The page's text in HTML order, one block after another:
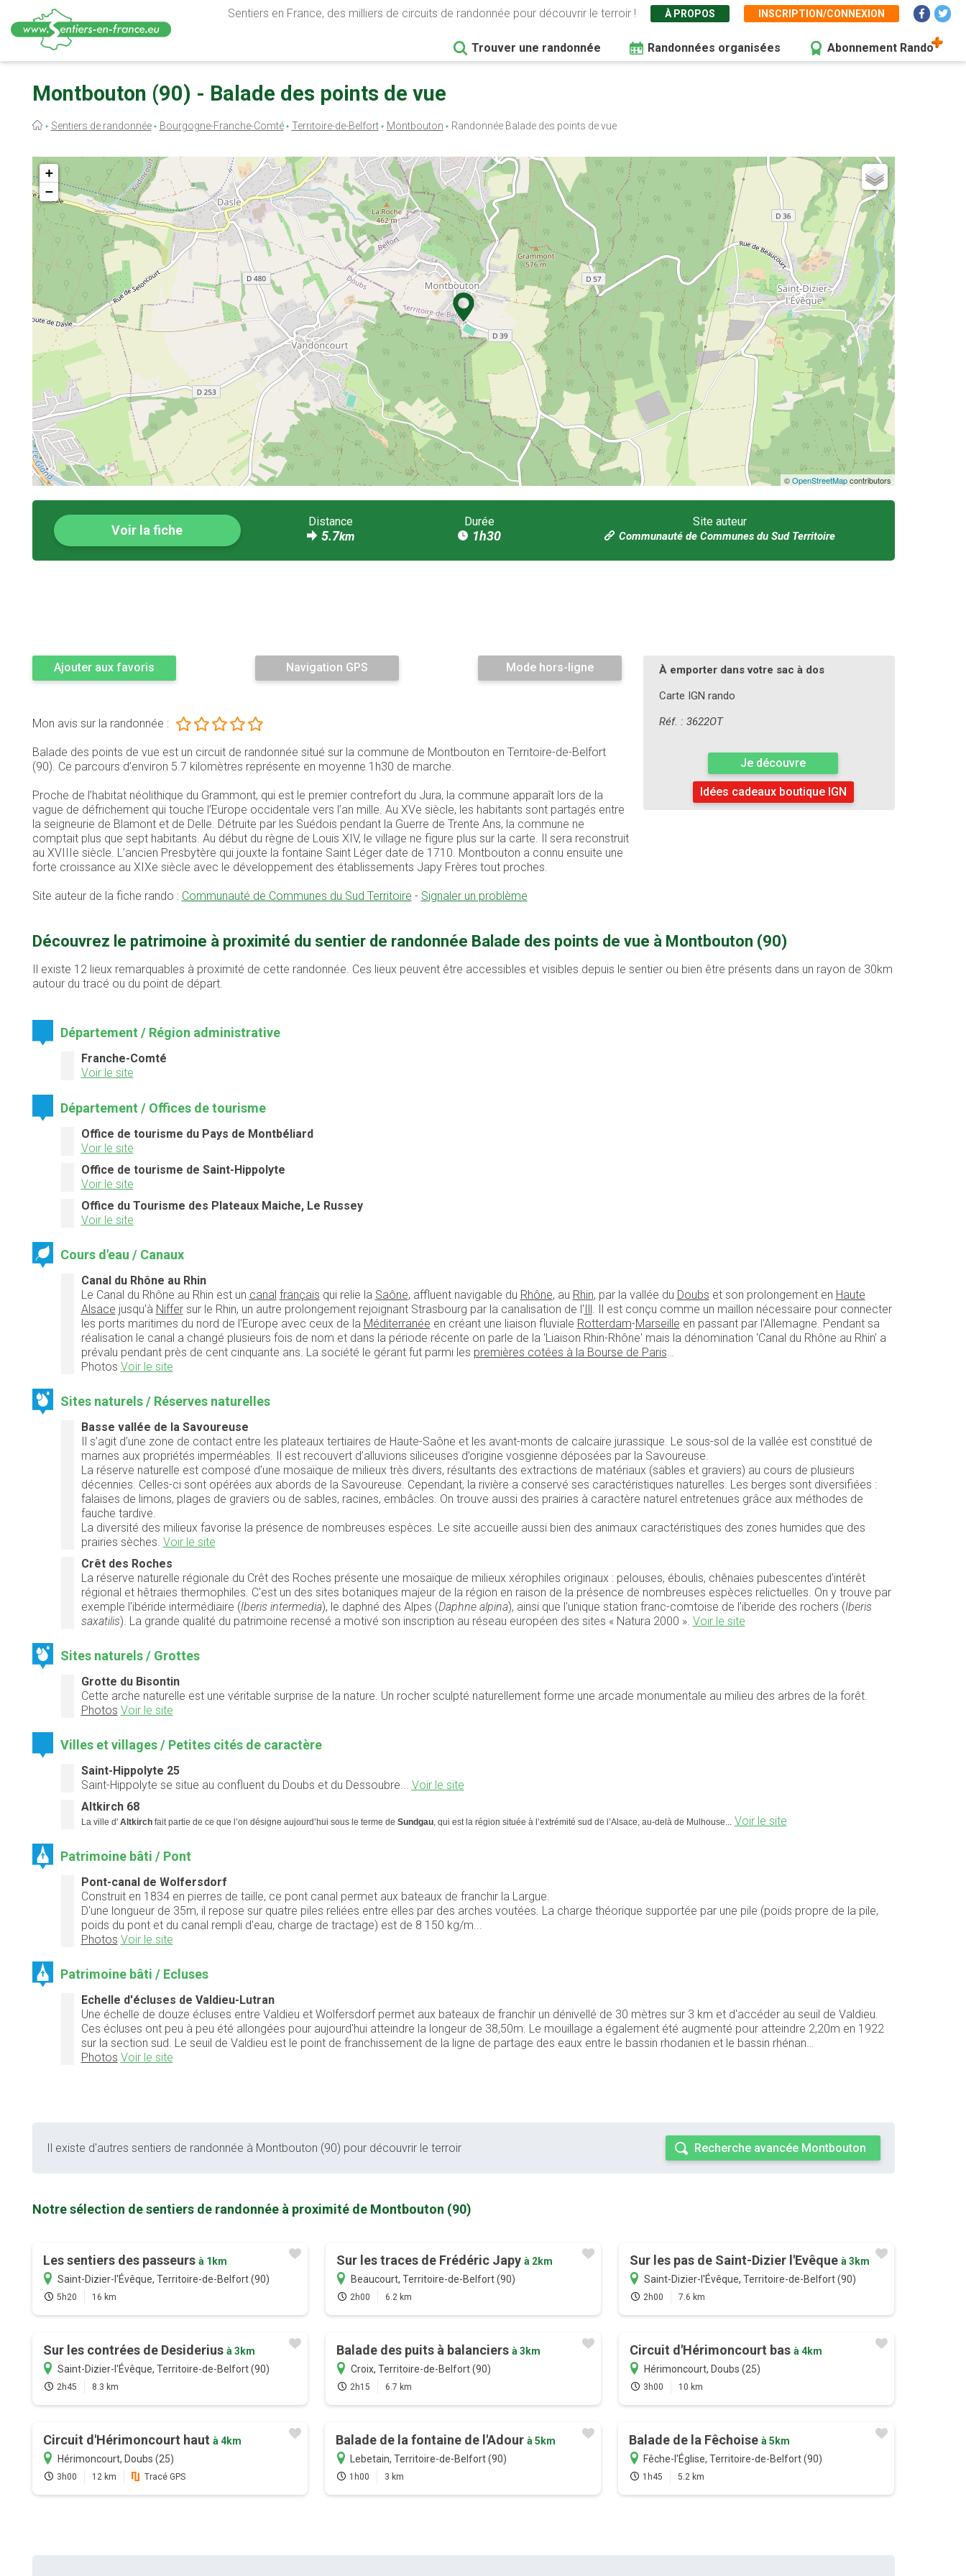
contenu
Sentiers en France, des milliers de circuits de randonnée pour découvrir le terroir ! À PROPOS INSCRIPTION/CONNEXION
Trouver une randonnée Randonnées organisées Abonnement Rando
Montbouton (90) - Balade des points de vue
Fil
Sentiers de randonnée Bourgogne-Franche-Comté Territoire-de-Belfort Montbouton Randonnée Balade des points de vue
+
−
©OpenStreetMapcontributors
Voir la fiche
Distance
5.7km
Durée
1h30
Site auteur
Communauté de Communes du Sud Territoire
Ajouter aux favoris Navigation GPS Mode hors-ligne
Mon avis sur la randonnée :
Balade des points de vue est un circuit de randonnée situé sur la commune de Montbouton en Territoire-de-Belfort
(90). Ce parcours d’environ 5.7 kilomètres représente en moyenne 1h30 de marche.
Proche de l’habitat néolithique du Grammont, qui est le premier contrefort du Jura, la commune apparaît lors de la
vague de défrichement qui touche l’Europe occidentale vers l’an mille. Au XVe siècle, les habitants sont partagés entre
la seigneurie de Blamont et de Delle. Détruite par les Suédois pendant la Guerre de Trente Ans, la commune ne
comptait plus que sept habitants. Au début du règne de Louis XIV, le village ne figure plus sur la carte. Il sera reconstruit
au XVIIIe siècle. L’ancien Presbytère qui jouxte la fontaine Saint Léger date de 1710. Montbouton a connu ensuite une
forte croissance au XIXe siècle avec le développement des établissements Japy Frères tout proches.
Site auteur de la fiche rando : Communauté de Communes du Sud Territoire - Signaler un problème
À emporter dans votre sac à dos
Carte IGN rando
Réf. : 3622OT
Je découvre
Idées cadeaux boutique IGN
Découvrez le patrimoine à proximité du sentier de randonnée Balade des points de vue à Montbouton (90)
Il existe 12 lieux remarquables à proximité de cette randonnée. Ces lieux peuvent être accessibles et visibles depuis le sentier ou bien être présents dans un rayon de 30km
autour du tracé ou du point de départ.
Département / Région administrative
Franche-Comté
Voir le site
Département / Offices de tourisme
Office de tourisme du Pays de Montbéliard
Voir le site
Office de tourisme de Saint-Hippolyte
Voir le site
Office du Tourisme des Plateaux Maiche, Le Russey
Voir le site
Cours d'eau / Canaux
Canal du Rhône au Rhin
Le Canal du Rhône au Rhin est un canal français qui relie la Saône, affluent navigable du Rhône, au Rhin, par la vallée du Doubs et son prolongement en Haute
Alsace jusqu'à Niffersur le Rhin, un autre prolongement rejoignant Strasbourg par la canalisation de l'Ill . Il est conçu comme un maillon nécessaire pour connecter
les ports maritimes du nord de l'Europe avec ceux de la Méditerranée en créant une liaison fluviale Rotterdam-Marseille en passant par l'Allemagne. Pendant sa
réalisation le canal a changé plusieurs fois de nom et dans la période récente on parle de la 'Liaison Rhin-Rhône' mais la dénomination 'Canal du Rhône au Rhin' a
prévalu pendant près de cent cinquante ans. La société le gérant fut parmi les premières cotées à la Bourse de Paris
Photos Voir le site
Sites naturels / Réserves naturelles
Basse vallée de la Savoureuse
Il s’agit d’une zone de contact entre les plateaux tertiaires de Haute-Saône et les avant-monts de calcaire jurassique. Le sous-sol de la vallée est constitué de
marnes aux propriétés imperméables. Il est recouvert d’alluvions siliceuses d’origine vosgienne déposées par la Savoureuse.
La réserve naturelle est composé d’une mosaïque de milieux très divers, résultants des extractions de matériaux (sables et graviers) au cours de plusieurs
décennies. Celles-ci sont opérées aux abords de la Savoureuse. Cependant, la rivière a conservé ses caractéristiques naturelles. Les berges sont diversifiées :
falaises de limons, plages de graviers ou de sables, racines, embâcles. On trouve aussi des prairies à caractère naturel entretenues grâce aux méthodes de
fauche tardive.
La diversité des milieux favorise la présence de nombreuses espèces. Le site accueille aussi bien des animaux caractéristiques des zones humides que des
prairies sèches. Voir le site
Crêt des Roches
La réserve naturelle régionale du Crêt des Roches présente une mosaïque de milieux xérophiles originaux : pelouses, éboulis, chênaies pubescentes d'intérêt
régional et hêtraies thermophiles. C'est un des sites botaniques majeur de la région en raison de la présence de nombreuses espèces relictuelles. On y trouve par
exemple l'ibéride intermédiaire (Iberis intermedia), le daphné des Alpes (Daphne alpina), ainsi que l'unique station franc-comtoise de l'iberide des rochers (Iberis
saxatilis). La grande qualité du patrimoine recensé a motivé son inscription au réseau européen des sites « Natura 2000 ». Voir le site
Sites naturels / Grottes
Grotte du Bisontin
Cette arche naturelle est une véritable surprise de la nature. Un rocher sculpté naturellement forme une arcade monumentale au milieu des arbres de la forêt.
Photos Voir le site
Villes et villages / Petites cités de caractère
Saint-Hippolyte 25
Saint-Hippolyte se situe au confluent du Doubs et du Dessoubre... Voir le site
Altkirch 68
La ville d'Altkirchfait partie de ce que l’on désigne aujourd’hui sous le terme de Sundgau, qui est la région située à l’extrémité sud de l’Alsace, au-delà de Mulhouse... Voir le site
Patrimoine bâti / Pont
Pont-canal de Wolfersdorf
Construit en 1834 en pierres de taille, ce pont canal permet aux bateaux de franchir la Largue.
D'une longueur de 35m, il repose sur quatre piles reliées entre elles par des arches voutées. La charge théorique supportée par une pile (poids propre de la pile,
poids du pont et du canal rempli d'eau, charge de tractage) est de 8 150 kg/m...
Photos Voir le site
Patrimoine bâti / Ecluses
Echelle d'écluses de Valdieu-Lutran
Une échelle de douze écluses entre Valdieu et Wolfersdorf permet aux bateaux de franchir un dénivellé de 30 mètres sur 3 km et d'accéder au seuil de Valdieu.
Ces écluses ont peu à peu été allongées pour aujourd'hui atteindre la longeur de 38,50m. Le mouillage a également été augmenté pour atteindre 2,20m en 1922
sur la section sud. Le seuil de Valdieu est le point de franchissement de la ligne de partage des eaux entre le bassin rhodanien et le bassin rhénan…
Photos Voir le site
Il existe d'autres sentiers de randonnée à Montbouton (90) pour découvrir le terroir Recherche avancée Montbouton
Notre sélection de sentiers de randonnée à proximité de Montbouton (90)
Les sentiers des passeurs à 1km
Saint-Dizier-l'Évêque, Territoire-de-Belfort (90)
5h20 16 km
Sur les traces de Frédéric Japy à 2km
Beaucourt, Territoire-de-Belfort (90)
2h00 6.2 km
Sur les pas de Saint-Dizier l'Evêque à 3km
Saint-Dizier-l'Évêque, Territoire-de-Belfort (90)
2h00 7.6 km
Sur les contrées de Desiderius à 3km
Saint-Dizier-l'Évêque, Territoire-de-Belfort (90)
2h45 8.3 km
Balade des puits à balanciers à 3km
Croix, Territoire-de-Belfort (90)
2h15 6.7 km
Circuit d'Hérimoncourt bas à 4km
Hérimoncourt, Doubs (25)
3h00 10 km
Circuit d'Hérimoncourt haut à 4km
Hérimoncourt, Doubs (25)
3h00 12 km Tracé GPS
Balade de la fontaine de l'Adourà 5km
Lebetain, Territoire-de-Belfort (90)
1h00 3 km
Balade de la Fêchoiseà 5km
Fêche-l'Église, Territoire-de-Belfort (90)
1h45 5.2 km